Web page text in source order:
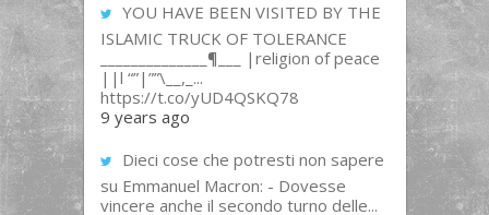
YOU HAVE BEEN VISITED BY THE
ISLAMIC TRUCK OF TOLERANCE
______________¶___ |religion of peace
||l “”|””\__,_...
https://t.co/yUD4QSKQ78
9 years ago
Dieci cose che potresti non sapere
su Emmanuel Macron: - Dovesse
vincere anche il secondo turno delle...